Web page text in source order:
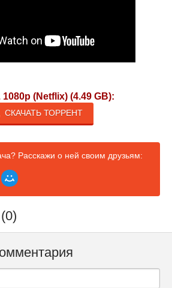
(Netflix) (4.49 GB):
СКАЧАТЬ ТОРРЕНТ
Расскажи о ней своим друзьям: